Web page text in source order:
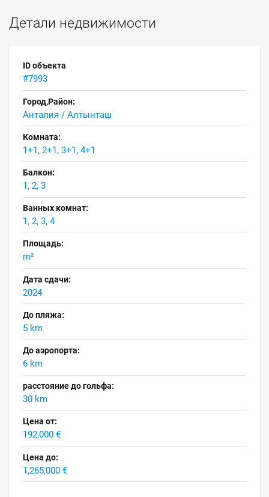
Детали недвижимости
ID объекта
#7993
Город,Район:
Анталия / Алтынташ
Комната:
1+1, 2+1, 3+1, 4+1
Балкон:
1, 2, 3
Ванных комнат:
1, 2, 3, 4
Площадь:
m²
Дата сдачи:
2024
До пляжа:
5 km
До аэропорта:
6 km
расстояние до гольфа:
30 km
Цена от:
192,000 €
Цена до:
1,265,000 €